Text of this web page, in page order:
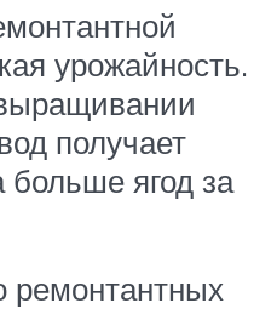
урожайность.
получает
ягод за
ремонтантных